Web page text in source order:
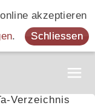
akzeptieren
. Schliessen
Verzeichnis